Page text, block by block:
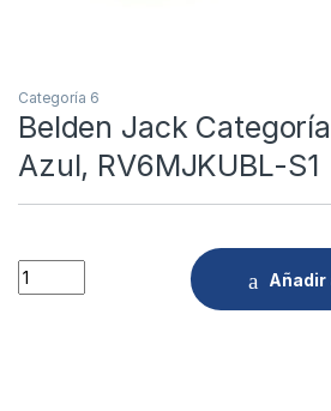
Categoría 6
Belden Jack
Azul, RV6MJKUBL-S1
Quantity
Añadir